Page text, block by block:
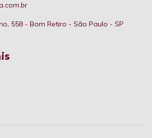
558 - Bom Retiro - São Paulo - SP